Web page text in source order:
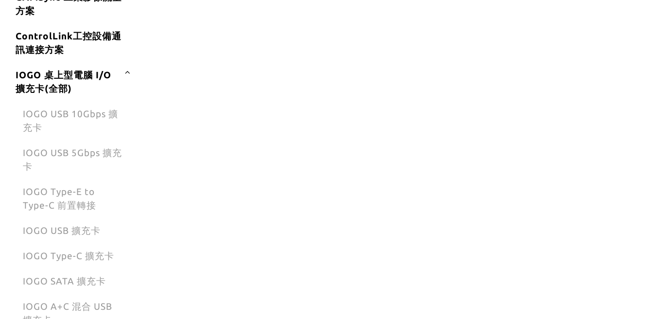
方案
ControlLink工控設備通
訊連接方案
IOGO 桌上型電腦 I/O
擴充卡(全部)
IOGO USB 10Gbps 擴
充卡
IOGO USB 5Gbps 擴充
卡
IOGO Type-E to
Type-C 前置轉接
IOGO USB 擴充卡
IOGO Type-C 擴充卡
IOGO SATA 擴充卡
IOGO A+C 混合 USB